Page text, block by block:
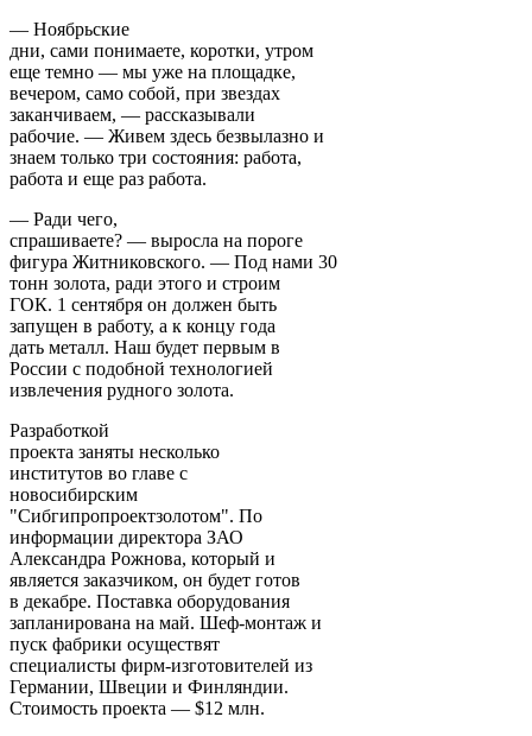
— Ноябрьские
дни, сами понимаете, коротки, утром
еще темно — мы уже на площадке,
вечером, само собой, при звездах
заканчиваем, — рассказывали
рабочие. — Живем здесь безвылазно и
знаем только три состояния: работа,
работа и еще раз работа.
— Ради чего,
спрашиваете? — выросла на пороге
фигура Житниковского. — Под нами 30
тонн золота, ради этого и строим
ГОК. 1 сентября он должен быть
запущен в работу, а к концу года
дать металл. Наш будет первым в
России с подобной технологией
извлечения рудного золота.
Разработкой
проекта заняты несколько
институтов во главе с
новосибирским
"Сибгипропроектзолотом". По
информации директора ЗАО
Александра Рожнова, который и
является заказчиком, он будет готов
в декабре. Поставка оборудования
запланирована на май. Шеф-монтаж и
пуск фабрики осуществят
специалисты фирм-изготовителей из
Германии, Швеции и Финляндии.
Стоимость проекта — $12 млн.